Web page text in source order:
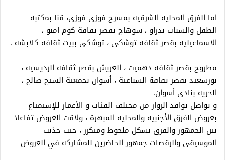
اما الفرق المحلية الشرقية بمسرح فوزى فوزى، قنا بمكتبة
الطفل والشباب بدراو ، سوهاج بقصر ثقافة كوم امبو ،
الاسماعيلية بقصر ثقافة توشكى ، توشكى ببيت ثقافة كلابشة .
مطروح بقصر ثقافة دهميت ، العريش بقصر ثقافة الرديسية ،
بورسعيد بقصر ثقافة السباعية ، أسوان بجمعية الشيخ صالح ،
الحرية بنادى أسوان.
و تواصل توافد الزوار من مختلف الفئات و الأعمار للإستمتاع
بعروض الفرق الأجنبية والمحلية المبهرة ، ولاقت العروض تفاعلا
بين الجمهور والفرق بشكل ملحوظ ومتكرر ، حيث جذبت
الموسيقى والرقصات جمهور الحاضرين للمشاركة في العروض